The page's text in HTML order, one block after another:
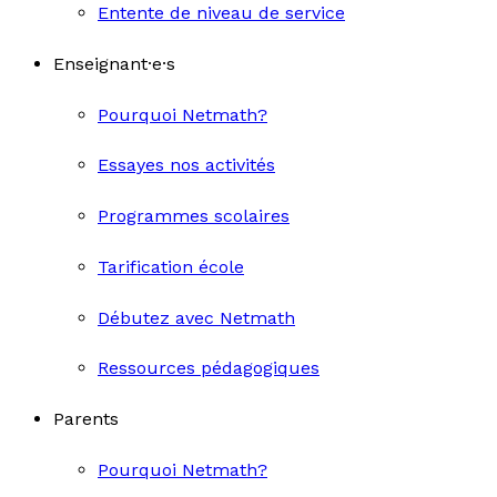
Entente de niveau de service
Enseignant·e·s
Pourquoi Netmath?
Essayes nos activités
Programmes scolaires
Tarification école
Débutez avec Netmath
Ressources pédagogiques
Parents
Pourquoi Netmath?